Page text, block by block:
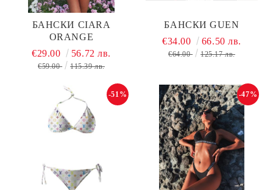
БАНСКИ CIARA
ORANGE
€29.00 56.72 лв.
€59.00 115.39 лв.
БАНСКИ GUEN
€34.00 66.50 лв.
€64.00 125.17 лв.
-51% -47%